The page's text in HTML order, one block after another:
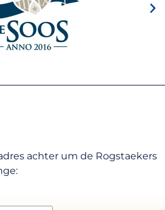
achter um de Rogstaekers